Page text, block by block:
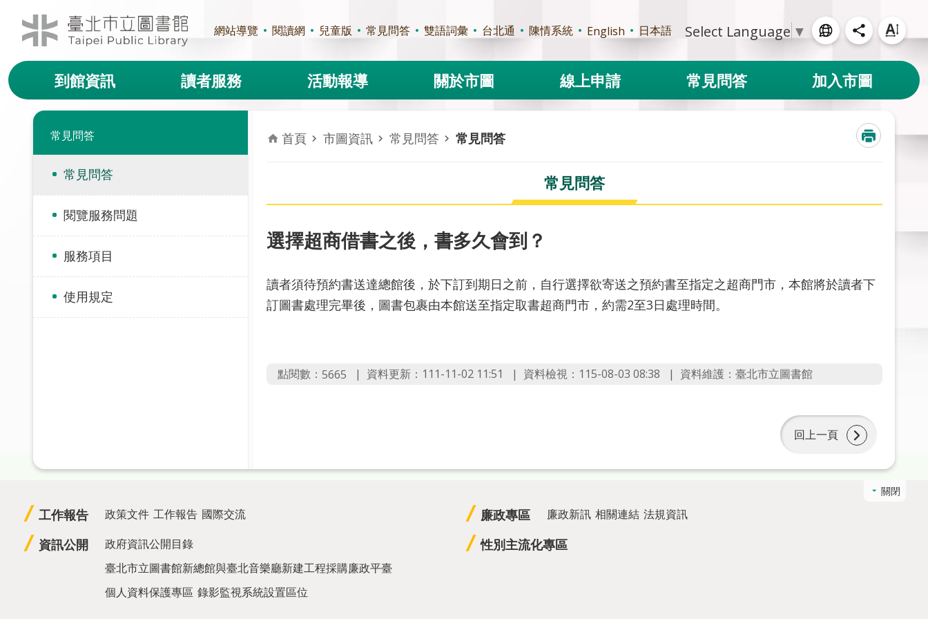
跳到主要內容區塊
網站導覽 閱讀網 兒童版 常見問答 雙語詞彙 台北通 陳情系統 English 日本語 Select Language ▼
到館資訊 讀者服務 活動報導 關於市圖 線上申請 常見問答 加入市圖
常見問答
常見問答
閱覽服務問題
服務項目
使用規定
首頁 市圖資訊 常見問答 常見問答
常見問答
選擇超商借書之後，書多久會到？
讀者須待預約書送達總館後，於下訂到期日之前，自行選擇欲寄送之預約書至指定之超商門市，本館將於讀者下
訂圖書處理完畢後，圖書包裹由本館送至指定取書超商門市，約需2至3日處理時間。
點閱數： 5665 資料更新：111-11-02 11:51 資料檢視：115-08-03 08:38 資料維護：臺北市立圖書館
回上一頁
關閉
工作報告 政策文件 工作報告 國際交流
資訊公開
政府資訊公開目錄
臺北市立圖書館新總館與臺北音樂廳新建工程採購廉政平臺
個人資料保護專區 錄影監視系統設置區位
廉政專區 廉政新訊 相關連結 法規資訊
性別主流化專區